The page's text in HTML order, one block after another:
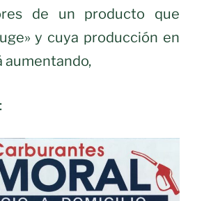
de un producto que
y cuya producción en
aumentando,